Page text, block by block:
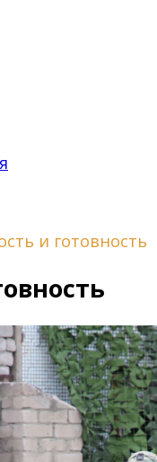
и готовность